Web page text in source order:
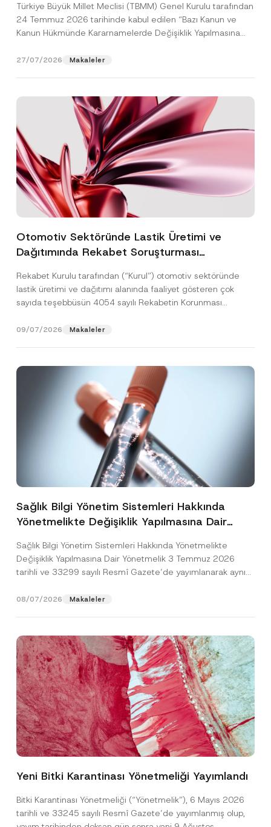
Türkiye Büyük Millet Meclisi (TBMM) Genel Kurulu tarafından
24 Temmuz 2026 tarihinde kabul edilen “Bazı Kanun ve
Kanun Hükmünde Kararnamelerde Değişiklik Yapılmasına
27/07/2026 Makaleler
Otomotiv Sektöründe Lastik Üretimi ve
Dağıtımında Rekabet Soruşturması
Cezasına Hükmedilmiştir
Rekabet Kurulu tarafından (“Kurul”) otomotiv sektöründe
lastik üretimi ve dağıtımı alanında faaliyet gösteren çok
sayıda teşebbüsün 4054 sayılı Rekabetin Korunması
09/07/2026 Makaleler
Sağlık Bilgi Yönetim Sistemleri Hakkında
Yönetmelikte Değişiklik Yapılmasına Dair
Sağlık Bilgi Yönetim Sistemleri Hakkında Yönetmelikte
Değişiklik Yapılmasına Dair Yönetmelik 3 Temmuz 2026
tarihli ve 33299 sayılı Resmî Gazete’de yayımlanarak aynı
08/07/2026 Makaleler
Yeni Bitki Karantinası Yönetmeliği Yayımlandı
Bitki Karantinası Yönetmeliği (“Yönetmelik”), 6 Mayıs 2026
tarihli ve 33245 sayılı Resmî Gazete’de yayımlanmış olup,
Ad*